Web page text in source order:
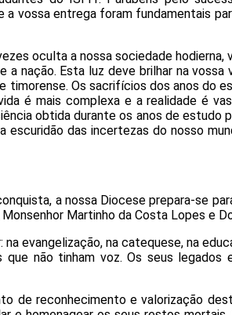
vossa entrega foram fundamentais
oculta a nossa sociedade hodierna,
nação. Esta luz deve brilhar na
Os sacrifícios dos anos do
é mais complexa e a realidade é
obtida durante os anos de estudo
das incertezas do nosso
a nossa Diocese prepara-se
Martinho da Costa Lopes e
evangelização, na catequese, na
não tinham voz. Os seus legados
de reconhecimento e valorização